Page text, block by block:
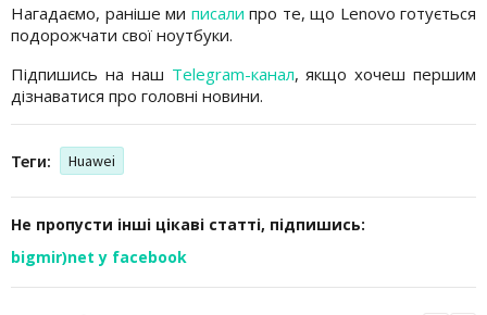
Нагадаємо, раніше ми писали про те, що Lenovo готується
подорожчати свої ноутбуки.
Підпишись на наш Telegram-канал, якщо хочеш першим
дізнаватися про головні новини.
Теги: Huawei
Не пропусти інші цікаві статті, підпишись:
bigmir)net у facebook